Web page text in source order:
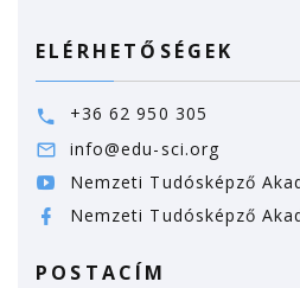
ELÉRHETŐSÉGEK
+36 62 950 305
info@edu-sci.org
Nemzeti Tudósképző
Nemzeti Tudósképző
POSTACÍM